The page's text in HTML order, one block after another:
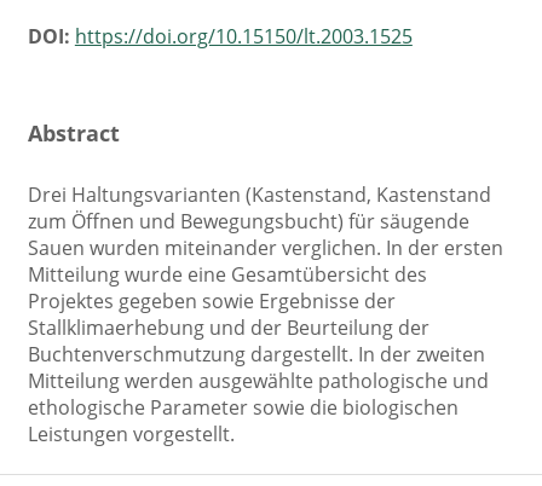
DOI: https://doi.org/10.15150/lt.2003.1525
Abstract
Drei Haltungsvarianten (Kastenstand, Kastenstand
zum Öffnen und Bewegungsbucht) für säugende
Sauen wurden miteinander verglichen. In der ersten
Mitteilung wurde eine Gesamtübersicht des
Projektes gegeben sowie Ergebnisse der
Stallklimaerhebung und der Beurteilung der
Buchtenverschmutzung dargestellt. In der zweiten
Mitteilung werden ausgewählte pathologische und
ethologische Parameter sowie die biologischen
Leistungen vorgestellt.